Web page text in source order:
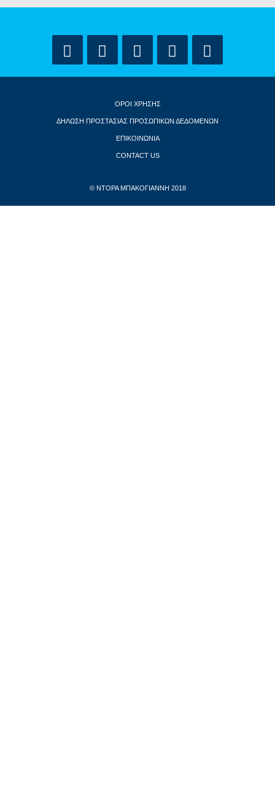
ΟΡΟΙ ΧΡΗΣΗΣ
ΔΗΛΩΣΗ ΠΡΟΣΤΑΣΙΑΣ ΠΡΟΣΩΠΙΚΩΝ ΔΕΔΟΜΕΝΩΝ
ΕΠΙΚΟΙΝΩΝΙΑ
CONTACT US
© ΝΤΟΡΑ ΜΠΑΚΟΓΙΑΝΝΗ 2018